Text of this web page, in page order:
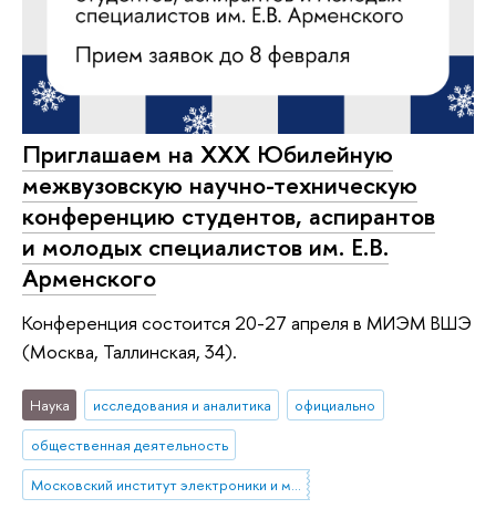
Приглашаем на XXX Юбилейную
межвузовскую научно-техническую
конференцию студентов, аспирантов
и молодых специалистов им. Е.В.
Арменского
Конференция состоится 20-27 апреля в МИЭМ ВШЭ
(Москва, Таллинская, 34).
Наука исследования и аналитика
официально
общественная деятельность
Московский институт электроники и математики им. А.Н. Тихонова